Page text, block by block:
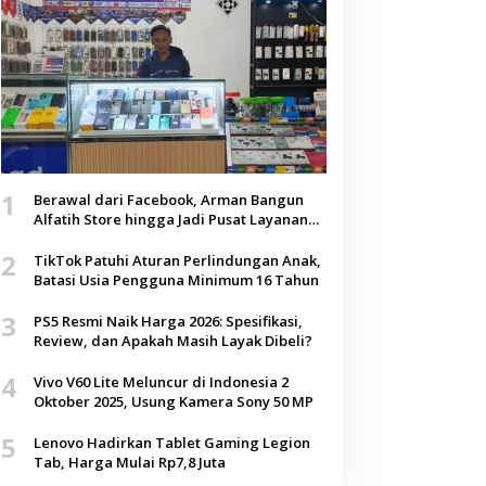
1
Berawal dari Facebook, Arman Bangun
Alfatih Store hingga Jadi Pusat Layanan
2
TikTok Patuhi Aturan Perlindungan Anak,
Batasi Usia Pengguna Minimum 16 Tahun
3
PS5 Resmi Naik Harga 2026: Spesifikasi,
Review, dan Apakah Masih Layak Dibeli?
4
Vivo V60 Lite Meluncur di Indonesia 2
Oktober 2025, Usung Kamera Sony 50 MP
5
Lenovo Hadirkan Tablet Gaming Legion
Tab, Harga Mulai Rp7,8 Juta